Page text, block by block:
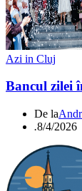
Azi in Cluj
Bancul zilei
De la
.8/4/2026